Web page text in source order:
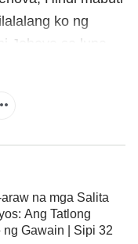
ko ng
Jehova sa lupa
lahat ng ibon
lalake upang
sa mga iyon:
at ang
sa lalake ay
na mga Salita
Ang Tatlong
ng Gawain | Sipi 32